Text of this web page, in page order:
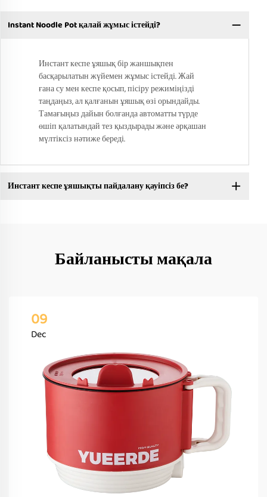
Instant Noodle Pot қалай жұмыс істейді?
Инстант кеспе ұяшық бір жаншықпен
басқарылатын жүйемен жұмыс істейді. Жай
ғана су мен кеспе қосып, пісіру режиміңізді
таңдаңыз, ал қалғанын ұяшық өзі орындайды.
Тамағыңыз дайын болғанда автоматты түрде
өшіп қалатындай тез қыздырады және әрқашан
мүлтіксіз нәтиже береді.
Инстант кеспе ұяшықты пайдалану қауіпсіз бе?
Байланысты мақала
09
Dec